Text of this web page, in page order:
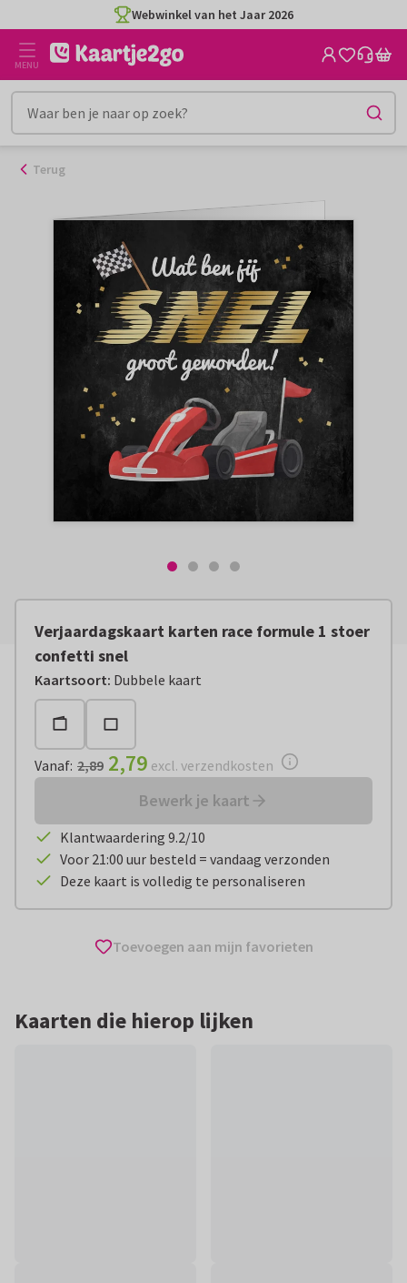
naar
inhoud
Webwinkel van het Jaar 2026
MENU
Terug
Verjaardagskaart karten race formule 1 stoer
confetti snel
Kaartsoort: Dubbele kaart
Vanaf:€ 2,79 excl. verzendkosten
Vanaf: 2,89 2,79 excl. verzendkosten
Bewerk je kaart
Klantwaardering 9.2/10
Voor 21:00 uur besteld = vandaag verzonden
Deze kaart is volledig te personaliseren
Toevoegen aan mijn favorieten
Kaarten die hierop lijken